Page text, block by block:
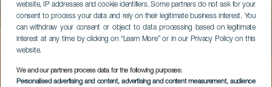
website, IP addresses and cookie identifiers. Some partners do not ask for your
consent to process your data and rely on their legitimate business interest. You
can withdraw your consent or object to data processing based on legitimate
interest at any time by clicking on “Learn More” or in our Privacy Policy on this
website.
We and our partners process data for the following purposes:
Personalised advertising and content, advertising and content measurement, audience